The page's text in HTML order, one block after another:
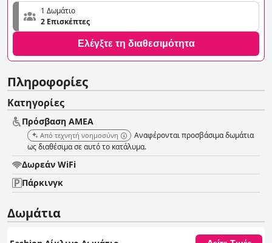
1 Δωμάτιο
2 Επισκέπτες
Ελέγξτε τη διαθεσιμότητα
Πληροφορίες
Κατηγορίες
Πρόσβαση ΑΜΕΑ
Από τεχνητή νοημοσύνη
Αναφέρονται προσβάσιμα δωμάτια
ως διαθέσιμα σε αυτό το κατάλυμα.
Δωρεάν WiFi
Πάρκινγκ
Δωμάτια